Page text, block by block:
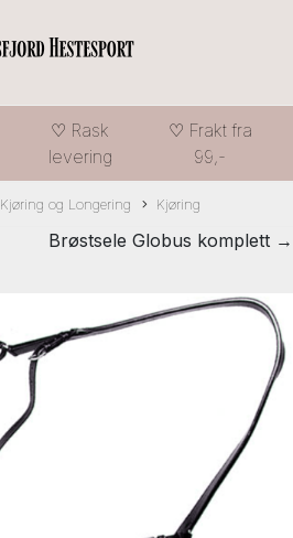
♡ Rask
levering
♡ Frakt fra
99,-
Kjøring og Longering Kjøring
Brøstsele Globus komplett →